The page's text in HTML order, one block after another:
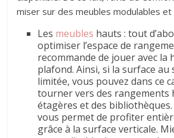
miser sur des meubles modulables et
Les meubles hauts : tout
optimiser l’espace de
recommande de jouer avec la
plafond. Ainsi, si la surface au
limitée, vous pouvez dans ce
tourner vers des rangements
étagères et des
vous permet de profiter
grâce à la surface verticale.